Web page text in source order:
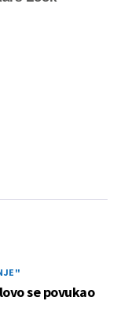
se povukao